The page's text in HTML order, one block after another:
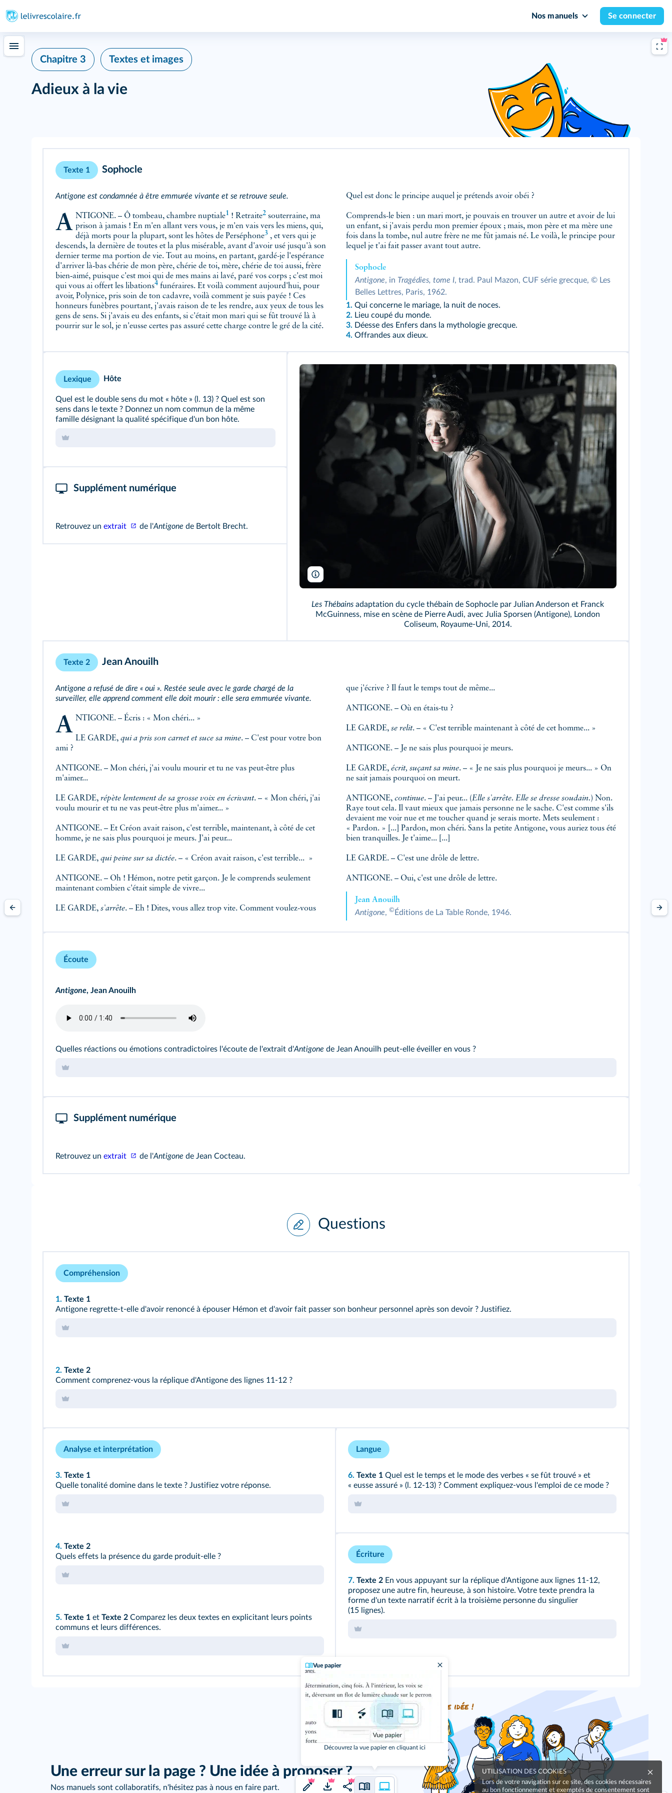
Nos manuels Se connecter
Vue papier
Découvrez la vue papier en cliquant ici
Chapitre 3 Textes et images
Adieux à la vie
Texte 1 Sophocle
Antigone est condamnée à être emmurée vivante et se retrouve seule.
ANTIGONE. – Ô tombeau, chambre nuptiale1 ! Retraite2souterraine, ma
prison à jamais ! En m'en allant vers vous, je m'en vais vers les miens, qui,
déjà morts pour la plupart, sont les hôtes de Perséphone3, et vers qui je
descends, la dernière de toutes et la plus misérable, avant d'avoir usé jusqu'à son
dernier terme ma portion de vie. Tout au moins, en partant, gardé-je l'espérance
d'arriver là‑bas chérie de mon père, chérie de toi, mère, chérie de toi aussi, frère
bien‑aimé, puisque c'est moi qui de mes mains ai lavé, paré vos corps ; c'est moi
qui vous ai offert les libations4 funéraires. Et voilà comment aujourd'hui, pour
avoir, Polynice, pris soin de ton cadavre, voilà comment je suis payée ! Ces
honneurs funèbres pourtant, j'avais raison de te les rendre, aux yeux de tous les
gens de sens. Si j'avais eu des enfants, si c'était mon mari qui se fût trouvé là à
pourrir sur le sol, je n'eusse certes pas assuré cette charge contre le gré de la cité.
Quel est donc le principe auquel je prétends avoir obéi ?
Comprends-le bien : un mari mort, je pouvais en trouver un autre et avoir de lui
un enfant, si j'avais perdu mon premier époux ; mais, mon père et ma mère une
fois dans la tombe, nul autre frère ne me fût jamais né. Le voilà, le principe pour
lequel je t'ai fait passer avant tout autre.
Sophocle
Antigone, in Tragédies, tome I, trad. Paul Mazon, CUF série grecque, © Les
Belles Lettres, Paris, 1962.
1. Qui concerne le mariage, la nuit de noces.
2. Lieu coupé du monde.
3. Déesse des Enfers dans la mythologie grecque.
4. Offrandes aux dieux.
Lexique Hôte
Quel est le double sens du mot « hôte » ( l. 13) ? Quel est son
sens dans le texte ? Donnez un nom commun de la même
famille désignant la qualité spécifique d'un bon hôte.
Supplément numérique
Retrouvez un extrait de l'Antigone de Bertolt Brecht.
Les Thébains adaptation du cycle thébain de Sophocle par Julian Anderson et Franck
McGuinness, mise en scène de Pierre Audi, avec Julia Sporsen (Antigone), London
Coliseum, Royaume-Uni, 2014.
Texte 2 Jean Anouilh
Antigone a refusé de dire « oui ». Restée seule avec le garde chargé de la
surveiller, elle apprend comment elle doit mourir : elle sera emmurée vivante.
ANTIGONE. – Écris : « Mon chéri... »
LE GARDE, qui a pris son carnet et suce sa mine. – C'est pour votre bon
ami ?
ANTIGONE. – Mon chéri, j'ai voulu mourir et tu ne vas peut-être plus
m'aimer...
LE GARDE, répète lentement de sa grosse voix en écrivant. – « Mon chéri, j'ai
voulu mourir et tu ne vas peut-être plus m'aimer... »
ANTIGONE. – Et Créon avait raison, c'est terrible, maintenant, à côté de cet
homme, je ne sais plus pourquoi je meurs. J'ai peur...
LE GARDE, qui peine sur sa dictée. – « Créon avait raison, c'est terrible... »
ANTIGONE. – Oh ! Hémon, notre petit garçon. Je le comprends seulement
maintenant combien c'était simple de vivre...
LE GARDE, s'arrête. – Eh ! Dites, vous allez trop vite. Comment voulez-vous
que j'écrive ? Il faut le temps tout de même...
ANTIGONE. – Où en étais-tu ?
LE GARDE, se relit. – « C'est terrible maintenant à côté de cet homme... »
ANTIGONE. – Je ne sais plus pourquoi je meurs.
LE GARDE, écrit, suçant sa mine. – « Je ne sais plus pourquoi je meurs... » On
ne sait jamais pourquoi on meurt.
ANTIGONE, continue. – J'ai peur... (Elle s'arrête. Elle se dresse soudain.) Non.
Raye tout cela. Il vaut mieux que jamais personne ne le sache. C'est comme s'ils
devaient me voir nue et me toucher quand je serais morte. Mets seulement :
« Pardon. » [...] Pardon, mon chéri. Sans la petite Antigone, vous auriez tous été
bien tranquilles. Je t'aime... [...]
LE GARDE. – C'est une drôle de lettre.
ANTIGONE. – Oui, c'est une drôle de lettre.
Jean Anouilh
Antigone, © Éditions de La Table Ronde, 1946.
Écoute
Antigone, Jean Anouilh
Quelles réactions ou émotions contradictoires l'écoute de l'extrait d'Antigone de Jean Anouilh peut‑elle éveiller en vous ?
Supplément numérique
Retrouvez un extrait de l'Antigone de Jean Cocteau.
Questions
Compréhension
1. Texte 1
Antigone regrette-t-elle d'avoir renoncé à épouser Hémon et d'avoir fait passer son bonheur personnel après son devoir ? Justifiez.
2. Texte 2
Comment comprenez-vous la réplique d'Antigone des lignes 11-12 ?
Analyse et interprétation
3. Texte 1
Quelle tonalité domine dans le texte ? Justifiez votre réponse.
4. Texte 2
Quels effets la présence du garde produit‑elle ?
5. Texte 1 et Texte 2 Comparez les deux textes en explicitant leurs points
communs et leurs différences.
Langue
6. Texte 1 Quel est le temps et le mode des verbes « se fût trouvé » et
« eusse assuré » ( l. 12-13) ? Comment expliquez-vous l'emploi de ce mode ?
Écriture
7. Texte 2 En vous appuyant sur la réplique d'Antigone aux lignes 11-12,
proposez une autre fin, heureuse, à son histoire. Votre texte prendra la
forme d'un texte narratif écrit à la troisième personne du singulier
(15 lignes).
Une erreur sur la page ? Une idée à proposer ?
Nos manuels sont collaboratifs, n'hésitez pas à nous en faire part.
j'ai une idée !
UTILISATION DES COOKIES
Lors de votre navigation sur ce site, des cookies nécessaires
au bon fonctionnement et exemptés de consentement sont